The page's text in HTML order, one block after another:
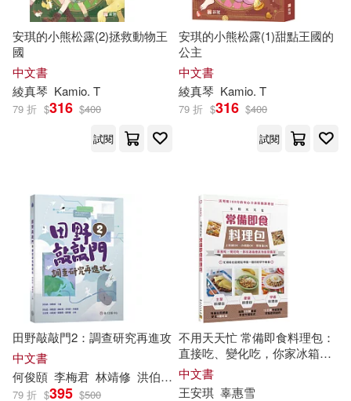
憨爸，王安琪，胡斌(3)
路易斯‧卡若爾(3)
馬克．吐溫(3) 何俊頤(2)
李梅君(2)
洪伯邑(2)
胡哲豪(2)
郭保香，王靈艷，王安琪(2)
展開
出版社 (可複選)
邦聯文化(27) 朱雀(25)
聯經出版公司(7)
中國輕工業出版社(3)
安琪的小熊松露(2)拯救動物王
國
中文書
綾真琴 Kamio. T
79 折 $316 $400
試閱
安琪的小熊松露(1)甜點王國的
公主
中文書
綾真琴 Kamio. T
79 折 $316 $400
試閱
田野敲敲門2：調查研究再進攻
中文書
何俊頤 李梅君 林靖修 洪伯邑 王安琪
79 折 $395 $500
不用天天忙 常備即食料理包：
直接吃、變化吃，你家冰箱應
該有的常備菜
中文書
王安琪 辜惠雪